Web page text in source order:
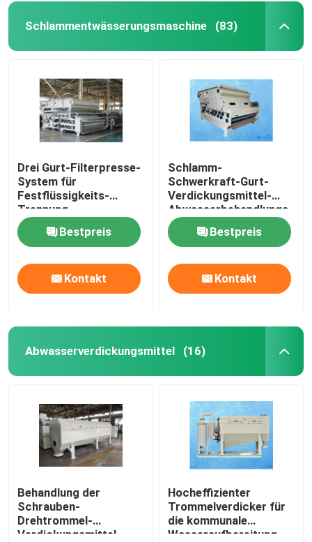
Schlammentwässerungsmaschine (83)
Drei Gurt-Filterpresse-
System für
Festflüssigkeits-
Trennung
Bestpreis
Kontakt
Schlamm-
Schwerkraft-Gurt-
Verdickungsmittel-
Abwasserbehandlungs-
Entwässerung
Bestpreis
Kontakt
Abwasserverdickungsmittel (16)
Behandlung der
Schrauben-
Drehtrommel-
Verdickungsmittel-
Hocheffizienter
Trommelverdicker für
die kommunale
Wasseraufbereitung